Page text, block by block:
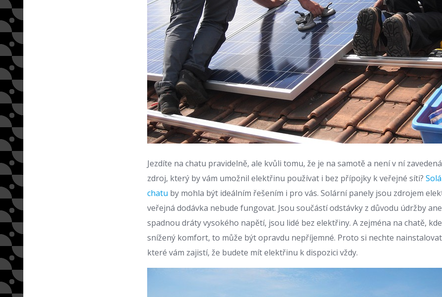
Jezdíte na chatu pravidelně, ale kvůli tomu, že je na samotě a není v ní
zdroj, který by vám umožnil elektřinu používat i bez přípojky k veřejné síti?
chatu by mohla být ideálním řešením i pro vás. Solární panely jsou zdrojem
veřejná dodávka nebude fungovat. Jsou součástí odstávky z důvodu údržby
spadnou dráty vysokého napětí, jsou lidé bez elektřiny. A zejména na chatě,
snížený komfort, to může být opravdu nepříjemné. Proto si nechte
které vám zajistí, že budete mít elektřinu k dispozici vždy.